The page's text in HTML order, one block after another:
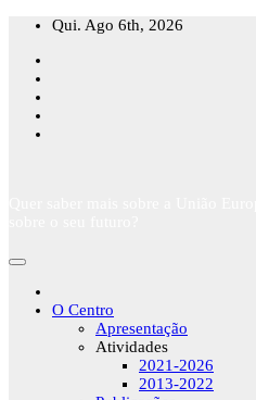
Skip
content
Qui. Ago 6th, 2026
O Centro
Apresentação
Atividades
2021-2026
2013-2022